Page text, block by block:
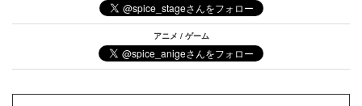
アニメ / ゲーム